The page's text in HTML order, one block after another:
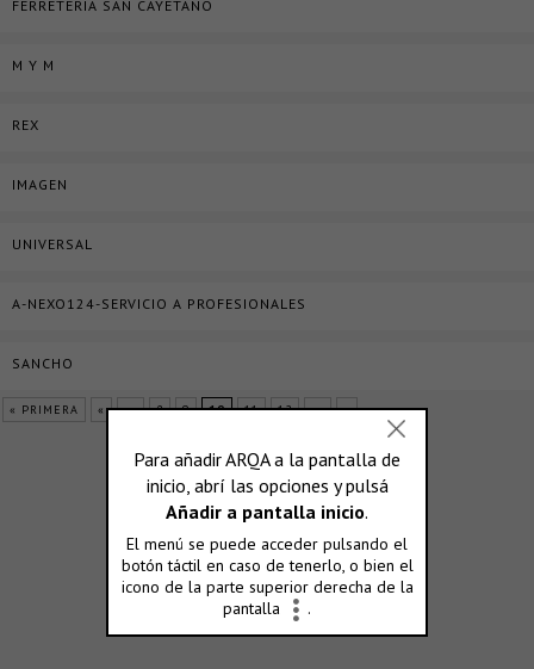
FERRETERIA SAN CAYETANO
M Y M
REX
IMAGEN
UNIVERSAL
A-NEXO124-SERVICIO A PROFESIONALES
SANCHO
« PRIMERA « ... 8 9 10 11 12 ... »